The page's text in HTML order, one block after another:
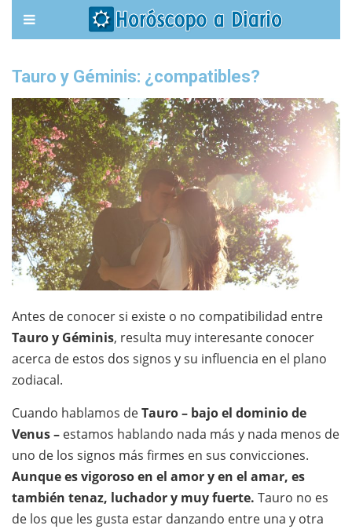
Tauro y Géminis: ¿compatibles?
Antes de conocer si existe o no compatibilidad entre
Tauro y Géminis, resulta muy interesante conocer
acerca de estos dos signos y su influencia en el plano
zodiacal.
Cuando hablamos deTauro – bajo el dominio de
Venus – estamos hablando nada más y nada menos de
uno de los signos más firmes en sus convicciones.
Aunque es vigoroso en el amor y en el amar, es
también tenaz, luchador y muy fuerte. Tauro no es
de los que les gusta estar danzando entre una y otra